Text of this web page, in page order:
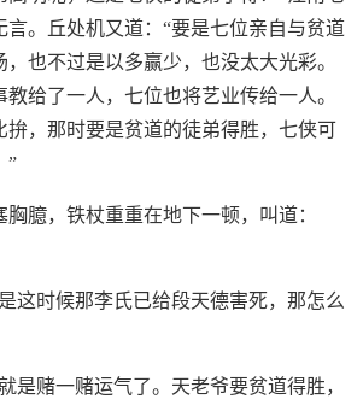
言。丘处机又道：“要是七位亲自与贫道
，也不过是以多赢少，也没太大光彩。
给了一人，七位也将艺业传给一人。
拚，那时要是贫道的徒弟得胜，七侠可
”
臆，铁杖重重在地下一顿，叫道：
这时候那李氏已给段天德害死，那怎么
是赌一赌运气了。天老爷要贫道得胜，